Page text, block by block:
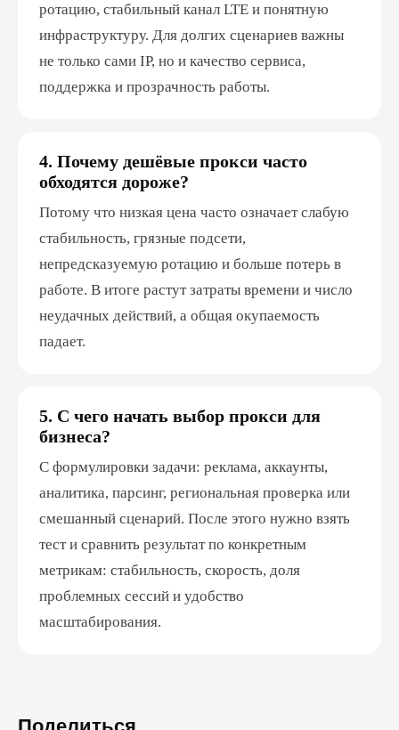
ротацию, стабильный канал LTE и понятную
инфраструктуру. Для долгих сценариев важны
не только сами IP, но и качество сервиса,
поддержка и прозрачность работы.
4. Почему дешёвые прокси часто
обходятся дороже?
Потому что низкая цена часто означает слабую
стабильность, грязные подсети,
непредсказуемую ротацию и больше потерь в
работе. В итоге растут затраты времени и число
неудачных действий, а общая окупаемость
падает.
5. С чего начать выбор прокси для
бизнеса?
С формулировки задачи: реклама, аккаунты,
аналитика, парсинг, региональная проверка или
смешанный сценарий. После этого нужно взять
тест и сравнить результат по конкретным
метрикам: стабильность, скорость, доля
проблемных сессий и удобство
масштабирования.